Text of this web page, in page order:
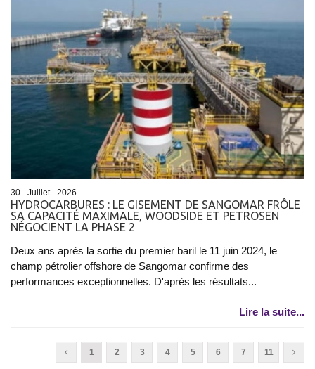
30 - Juillet - 2026
HYDROCARBURES : LE GISEMENT DE SANGOMAR FRÔLE
SA CAPACITÉ MAXIMALE, WOODSIDE ET PETROSEN
NÉGOCIENT LA PHASE 2
Deux ans après la sortie du premier baril le 11 juin 2024, le
champ pétrolier offshore de Sangomar confirme des
performances exceptionnelles. D'après les résultats...
Lire la suite...
1 2 3 4 5 6 7 11